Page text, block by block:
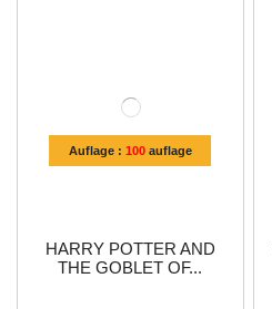
Auflage : 100auflage
HARRY POTTER AND
THE GOBLET OF...